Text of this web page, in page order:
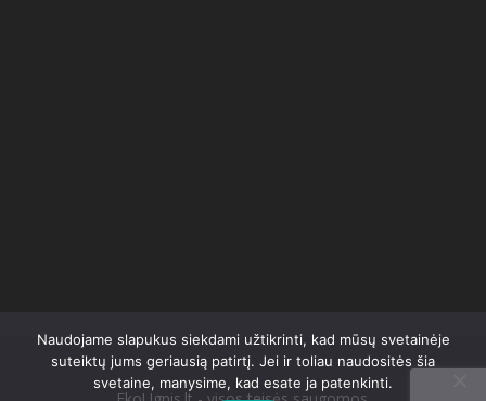
Naudojame slapukus siekdami užtikrinti, kad mūsų svetainėje
suteiktų jums geriausią patirtį. Jei ir toliau naudositės šia
svetaine, manysime, kad esate ja patenkinti.